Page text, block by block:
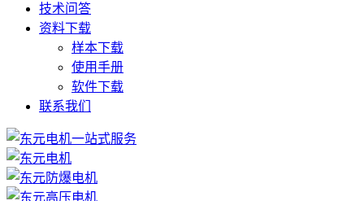
技术问答
资料下载
样本下载
使用手册
软件下载
联系我们